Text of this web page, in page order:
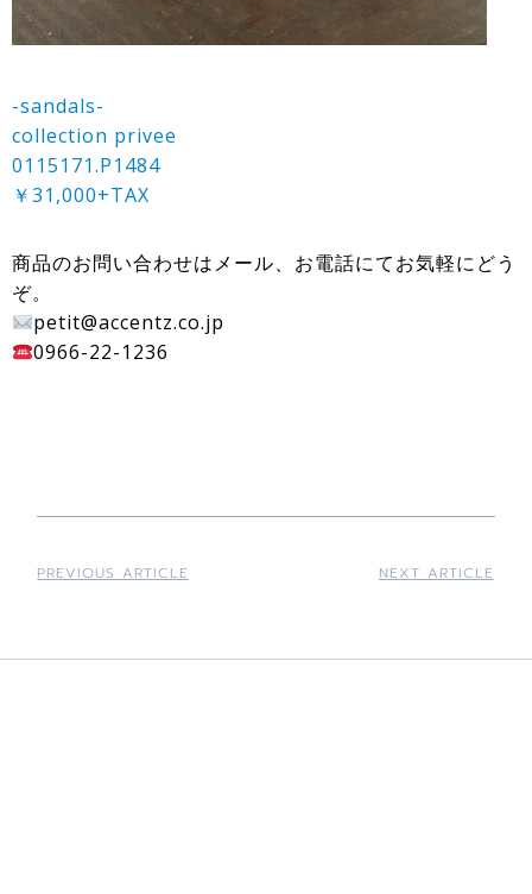
-sandals-
collection privee
0115171.P1484
￥31,000+TAX
商品のお問い合わせはメール、お電話にてお気軽にどう
ぞ。
petit@accentz.co.jp
0966-22-1236
PREVIOUS ARTICLE NEXT ARTICLE